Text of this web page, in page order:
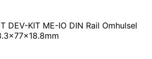
DEV-KIT ME-IO DIN Rail Omhulsel